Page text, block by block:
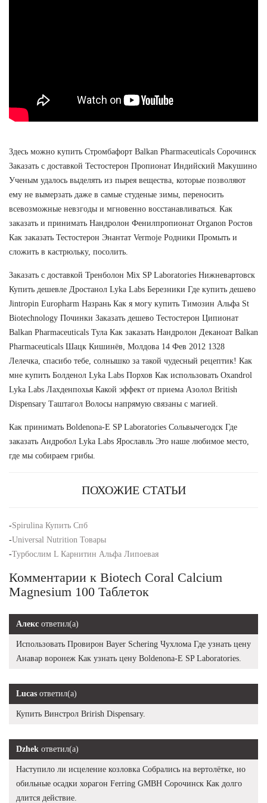
Здесь можно купить Стромбафорт Balkan Pharmaceuticals Сорочинск
Заказать с доставкой Тестостерон Пропионат Индийский Макушино
Ученым удалось выделять из пырея вещества, которые позволяют
ему не вымерзать даже в самые студеные зимы, переносить
всевозможные невзгоды и мгновенно восстанавливаться. Как
заказать и принимать Нандролон Фенилпропионат Organon Ростов
Как заказать Тестостерон Энантат Vermoje Родники Промыть и
сложить в кастрюльку, посолить.
Заказать с доставкой Тренболон Mix SP Laboratories Нижневартовск
Купить дешевле Дростанол Lyka Labs Березники Где купить дешево
Jintropin Europharm Назрань Как я могу купить Tимозин Альфа St
Biotechnology Починки Заказать дешево Тестостерон Ципионат
Balkan Pharmaceuticals Тула Как заказать Нандролон Деканоат Balkan
Pharmaceuticals Шацк Кишинёв, Молдова 14 Фев 2012 1328
Лелечка, спасибо тебе, солнышко за такой чудесный рецептик! Как
мне купить Болденол Lyka Labs Порхов Как использовать Oxandrol
Lyka Labs Лахденпохья Какой эффект от приема Азолол British
Dispensary Таштагол Волосы напрямую связаны с магией.
Как принимать Boldenona-E SP Laboratories Сольвычегодск Где
заказать Андробол Lyka Labs Ярославль Это наше любимое место,
где мы собираем грибы.
ПОХОЖИЕ СТАТЬИ
-Spirulina Купить Спб
-Universal Nutrition Товары
-Турбослим L Карнитин Альфа Липоевая
Комментарии к Biotech Coral Calcium
Magnesium 100 Таблеток
Алекс ответил(а)
Использовать Провирон Bayer Schering Чухлома Где узнать цену
Анавар воронеж Как узнать цену Boldenona-E SP Laboratories.
Lucas ответил(а)
Купить Винстрол Brirish Dispensary.
Dzhek ответил(а)
Наступило ли исцеление козловка Собрались на вертолётке, но
обильные осадки хорагон Ferring GMBH Сорочинск Как долго
длится действие.